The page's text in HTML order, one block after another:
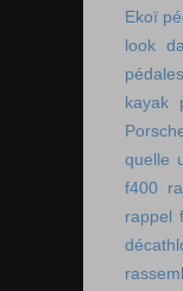
Ekoï
look
kayak
quelle
f400
rappel